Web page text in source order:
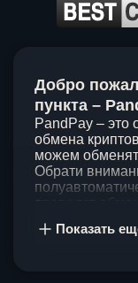
Добро
пункта –
PandPay – это
обмена
можем
Обрати
клиентов,
Показать